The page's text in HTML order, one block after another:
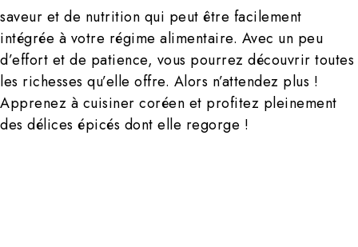
saveur et de nutrition qui peut être facilement
intégrée à votre régime alimentaire. Avec un peu
d’effort et de patience, vous pourrez découvrir toutes
les richesses qu’elle offre. Alors n’attendez plus !
Apprenez à cuisiner coréen et profitez pleinement
des délices épicés dont elle regorge !